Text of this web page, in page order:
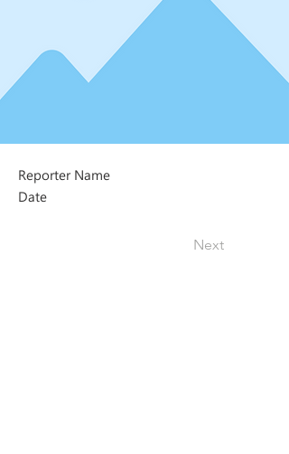
Reporter Name
Date
Next